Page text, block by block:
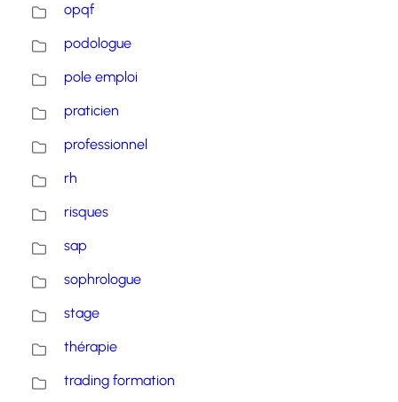
opqf
podologue
pole emploi
praticien
professionnel
rh
risques
sap
sophrologue
stage
thérapie
trading formation